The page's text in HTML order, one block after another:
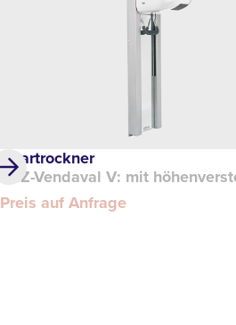
Haartrockner
REZ-Vendaval V: mit
Preis auf Anfrage